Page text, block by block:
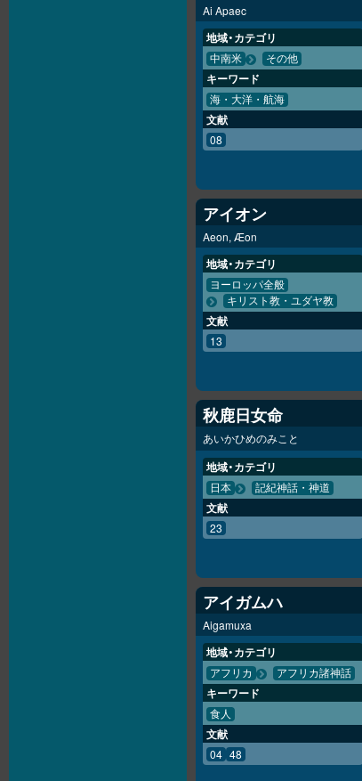
Ai Apaec
地域・カテゴリ
中南米 その他
キーワード
海・大洋・航海
文献
08
アイオン
Aeon, Æon
地域・カテゴリ
ヨーロッパ全般
キリスト教・ユダヤ教
文献
13
秋鹿日女命
あいかひめのみこと
地域・カテゴリ
日本 記紀神話・神道
文献
23
アイガムハ
Aigamuxa
地域・カテゴリ
アフリカ アフリカ諸神話
キーワード
食人
文献
04 48